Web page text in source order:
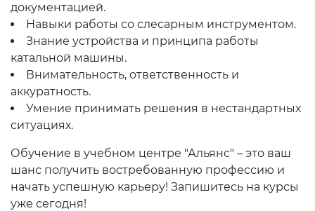
документацией.
Навыки работы со слесарным инструментом.
Знание устройства и принципа работы
катальной машины.
Внимательность, ответственность и
аккуратность.
Умение принимать решения в нестандартных
ситуациях.
Обучение в учебном центре "Альянс" – это ваш
шанс получить востребованную профессию и
начать успешную карьеру! Запишитесь на курсы
уже сегодня!